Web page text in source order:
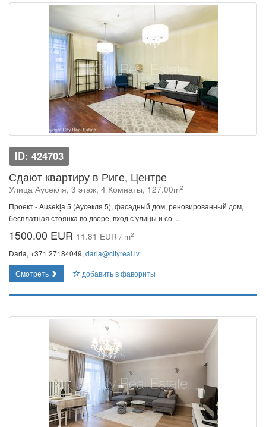
ID: 424703
Сдают квартиру в Риге, Центре
Улица Аусекля, 3 этаж, 4 Комнаты, 127.00m2
Проект - Ausekļa 5 (Аусекля 5), фасадный дом, реновированный дом,
бесплатная стоянка во дворе, вход с улицы и со ...
1500.00 EUR 11.81 EUR / m2
Daria, +371 27184049, daria@cityreal.lv
Смотреть
добавить в фавориты